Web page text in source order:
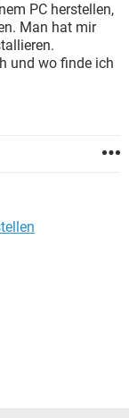
PC herstellen,
Man hat mir
und wo finde ich